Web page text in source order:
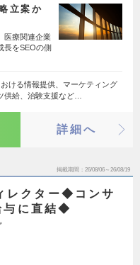
立案か
医療関連企業
長をSEOの側
ける情報提供、マーケティング
供給、治験支援など…
詳細へ
掲載期間 26/08/06～26/08/19
レクター◆コンサ
与に直結◆